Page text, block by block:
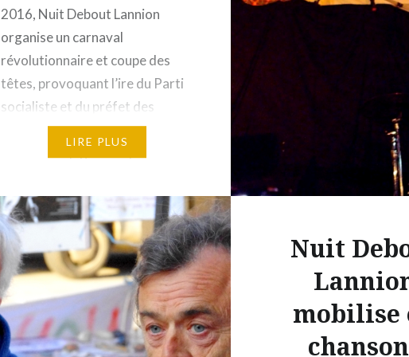
2016, Nuit Debout Lannion
organise un carnaval
révolutionnaire et coupe des
têtes, provoquant l’ire du Parti
socialiste et du préfet des
Côtes-d’Armor. Était-ce justifié
loi Travail et au 84e jour de
présence quotidienne…
LIRE PLUS
Nuit
mobilise